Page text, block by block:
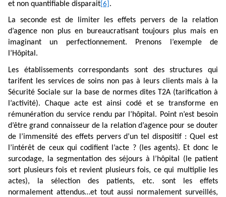
et non quantifiable disparait [6] .
La seconde est de limiter les effets pervers de la relation
d’agence non plus en bureaucratisant toujours plus mais en
imaginant un perfectionnement. Prenons l’exemple de
l’Hôpital.
Les établissements correspondants sont des structures qui
tarifent les services de soins non pas à leurs clients mais à la
Sécurité Sociale sur la base de normes dites T2A (tarification à
l’activité). Chaque acte est ainsi codé et se transforme en
rémunération du service rendu par l’hôpital. Point n’est besoin
d’être grand connaisseur de la relation d’agence pour se douter
de l’immensité des effets pervers d’un tel dispositif : Quel est
l’intérêt de ceux qui codifient l’acte ? (les agents). Et donc le
surcodage, la segmentation des séjours à l’hôpital (le patient
sort plusieurs fois et revient plusieurs fois, ce qui multiplie les
actes), la sélection des patients, etc. sont les effets
normalement attendus…et tout aussi normalement surveillés,